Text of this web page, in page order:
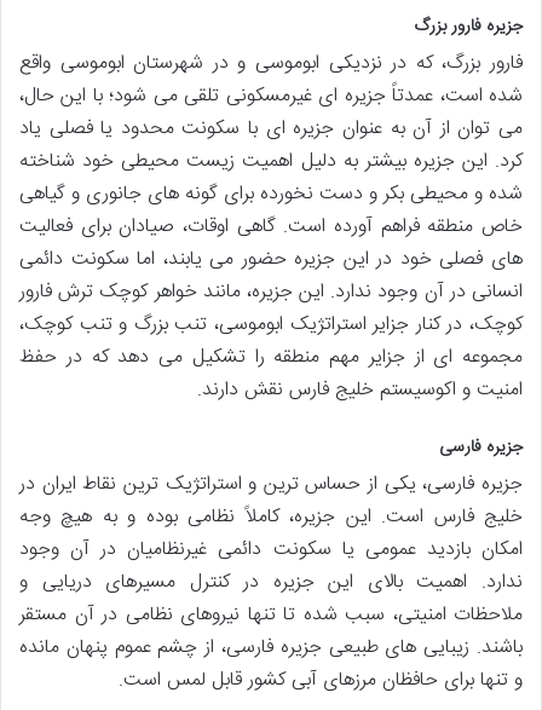
جزیره فارور بزرگ
فارور بزرگ، که در نزدیکی ابوموسی و در شهرستان ابوموسی واقع
شده است، عمدتاً جزیره ای غیرمسکونی تلقی می شود؛ با این حال،
می توان از آن به عنوان جزیره ای با سکونت محدود یا فصلی یاد
کرد. این جزیره بیشتر به دلیل اهمیت زیست محیطی خود شناخته
شده و محیطی بکر و دست نخورده برای گونه های جانوری و گیاهی
خاص منطقه فراهم آورده است. گاهی اوقات، صیادان برای فعالیت
های فصلی خود در این جزیره حضور می یابند، اما سکونت دائمی
انسانی در آن وجود ندارد. این جزیره، مانند خواهر کوچک ترش فارور
کوچک، در کنار جزایر استراتژیک ابوموسی، تنب بزرگ و تنب کوچک،
مجموعه ای از جزایر مهم منطقه را تشکیل می دهد که در حفظ
امنیت و اکوسیستم خلیج فارس نقش دارند.
جزیره فارسی
جزیره فارسی، یکی از حساس ترین و استراتژیک ترین نقاط ایران در
خلیج فارس است. این جزیره، کاملاً نظامی بوده و به هیچ وجه
امکان بازدید عمومی یا سکونت دائمی غیرنظامیان در آن وجود
ندارد. اهمیت بالای این جزیره در کنترل مسیرهای دریایی و
ملاحظات امنیتی، سبب شده تا تنها نیروهای نظامی در آن مستقر
باشند. زیبایی های طبیعی جزیره فارسی، از چشم عموم پنهان مانده
و تنها برای حافظان مرزهای آبی کشور قابل لمس است.